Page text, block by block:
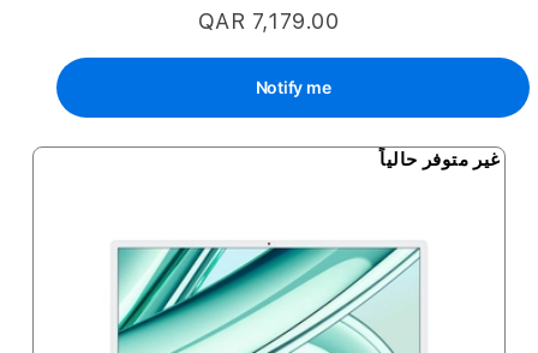
QAR 7,179.00
Notify me
غير متوفر حالياً